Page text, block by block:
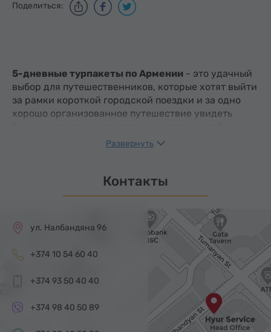
Поделиться:
5-дневные турпакеты по Армении - это удачный
выбор для путешественников, которые хотят выйти
за рамки короткой городской поездки и за одно
хорошо организованное путешествие увидеть
страны. В этой категории собраны
они особенно удобны для гостей, которым нужен
продуманный отдых без необходимости отдельно
Такие туры обычно включают трансферы из
аэропорта и обратно, проживание в отеле,
завтраки и групповые экскурсии с экскурсоводом.
На странице также указаны
гибкие условия
отмены , что делает этот формат еще удобнее для
путешественников, планирующих 5-дневный
отдых в Армении.
Развернуть
Контакты
ул. Налбандяна 96
+374 10 54 60 40
+374 93 50 40 40
+374 98 40 50 89